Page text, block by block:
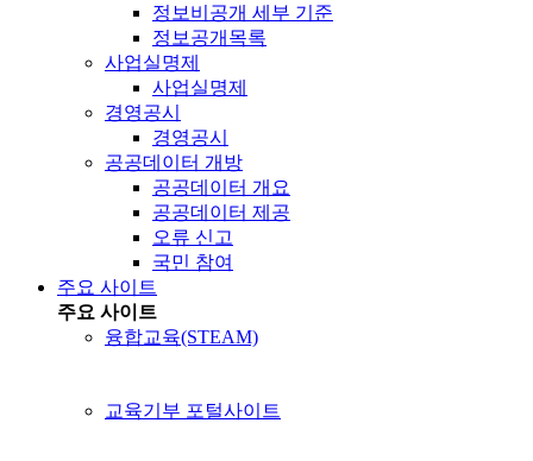
정보비공개 세부 기준
정보공개목록
사업실명제
사업실명제
경영공시
경영공시
공공데이터 개방
공공데이터 개요
공공데이터 제공
오류 신고
국민 참여
주요 사이트
주요 사이트
융합교육(STEAM)
교육기부 포털사이트